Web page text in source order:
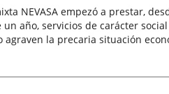
NEVASA empezó a prestar,
año, servicios de carácter
agraven la precaria situación